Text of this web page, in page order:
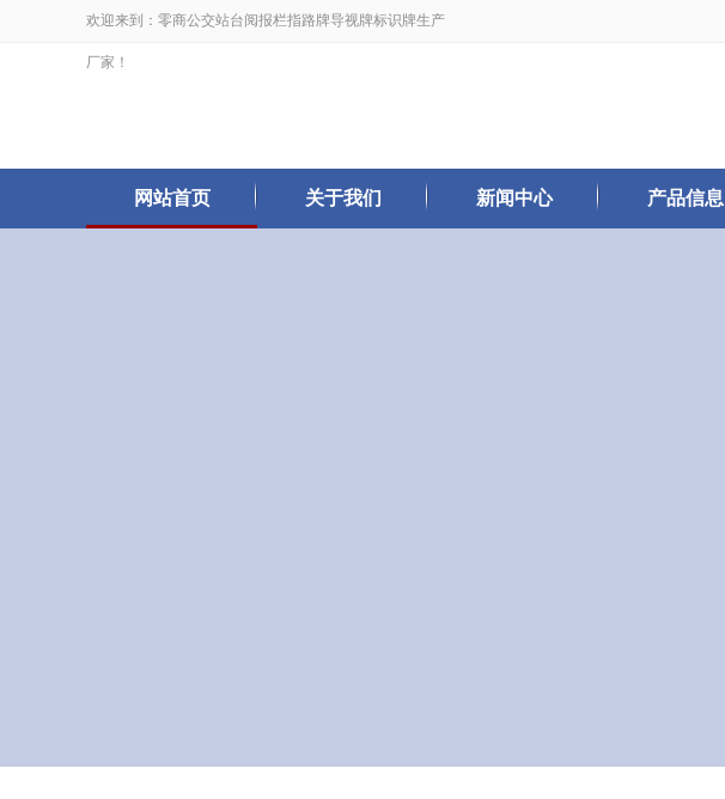
欢迎来到：零商公交站台阅报栏指路牌导视牌标识牌生产
厂家！
网站首页 关于我们 新闻中心 产品信息